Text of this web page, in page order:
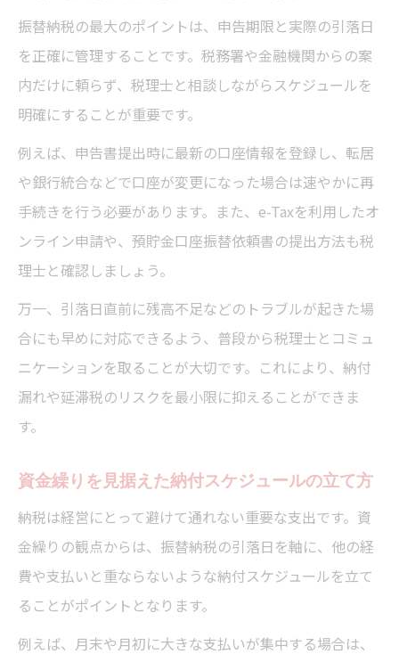
振替納税の最大のポイントは、申告期限と実際の引落日
を正確に管理することです。税務署や金融機関からの案
内だけに頼らず、税理士と相談しながらスケジュールを
明確にすることが重要です。
例えば、申告書提出時に最新の口座情報を登録し、転居
や銀行統合などで口座が変更になった場合は速やかに再
手続きを行う必要があります。また、e-Taxを利用したオ
ンライン申請や、預貯金口座振替依頼書の提出方法も税
理士と確認しましょう。
万一、引落日直前に残高不足などのトラブルが起きた場
合にも早めに対応できるよう、普段から税理士とコミュ
ニケーションを取ることが大切です。これにより、納付
漏れや延滞税のリスクを最小限に抑えることができま
す。
資金繰りを見据えた納付スケジュールの立て方
納税は経営にとって避けて通れない重要な支出です。資
金繰りの観点からは、振替納税の引落日を軸に、他の経
費や支払いと重ならないような納付スケジュールを立て
ることがポイントとなります。
例えば、月末や月初に大きな支払いが集中する場合は、